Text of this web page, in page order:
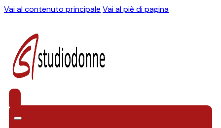
Vai al contenuto principale Vai al piè di pagina